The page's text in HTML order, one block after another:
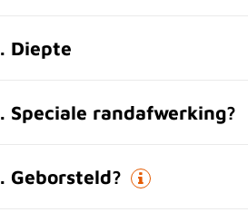
. Diepte
. Speciale randafwerking?
. Geborsteld?